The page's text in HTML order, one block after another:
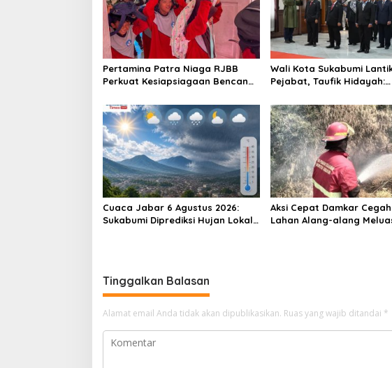
Pertamina Patra Niaga RJBB
Perkuat Kesiapsiagaan Bencana
PANAH KESATRIA
Wali Kota Sukabumi
Pejabat, Taufik Hidayah:
Ada Pelantikan
Cuaca Jabar 6 Agustus 2026:
Sukabumi Diprediksi Hujan Lokal,
Aksi Cepat Damkar
Lahan Alang-alang
Tinggalkan Balasan
Alamat email Anda tidak akan dipublikasikan. Ruas yang wajib ditandai *